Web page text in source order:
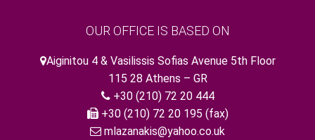
OUR OFFICE IS BASED ON
Aiginitou 4 & Vasilissis Sofias Avenue 5th Floor
115 28 Athens – GR
+30 (210) 72 20 444
+30 (210) 72 20 195 (fax)
mlazanakis@yahoo.co.uk